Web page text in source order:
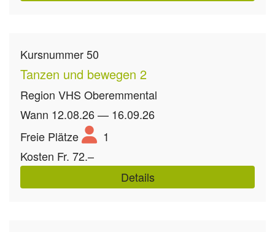
Kursnummer50
Tanzen und bewegen 2
Region VHS Oberemmental
Wann 12.08.26 — 16.09.26
Freie Plätze
1
Kosten Fr. 72.–
Details